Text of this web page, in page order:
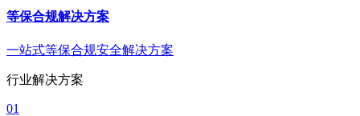
等保合规解决方案
一站式等保合规安全解决方案
行业解决方案
01